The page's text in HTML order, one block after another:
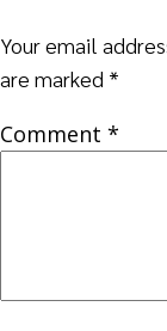
Your email
are marked *
Comment *